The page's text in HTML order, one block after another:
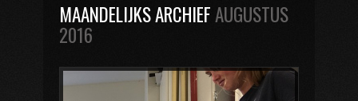
MAANDELIJKS ARCHIEFAUGUSTUS
2016